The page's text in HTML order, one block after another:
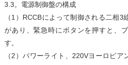
3.3。電源制御盤の構成
（1）RCCBによって制御される二相
があり、緊急時にボタンを押すと、
す。
（2）パワーライト、220Vヨーロピ